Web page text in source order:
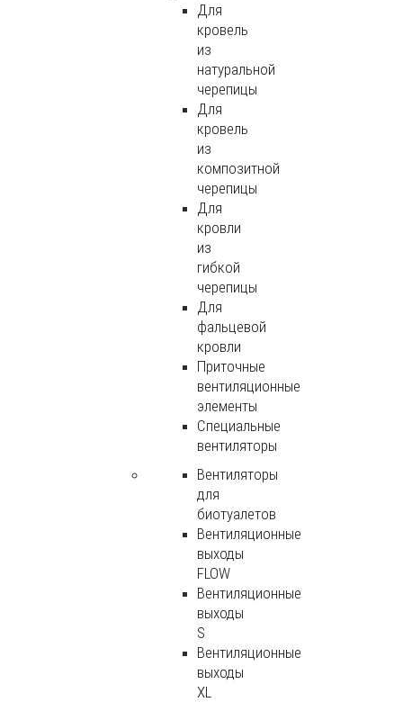
Для
кровель
из
натуральной
черепицы
Для
кровель
из
композитной
черепицы
Для
кровли
из
гибкой
черепицы
Для
фальцевой
кровли
Приточные
вентиляционные
элементы
Специальные
вентиляторы
Вентиляторы
для
биотуалетов
Вентиляционные
выходы
FLOW
Вентиляционные
выходы
S
Вентиляционные
выходы
XL